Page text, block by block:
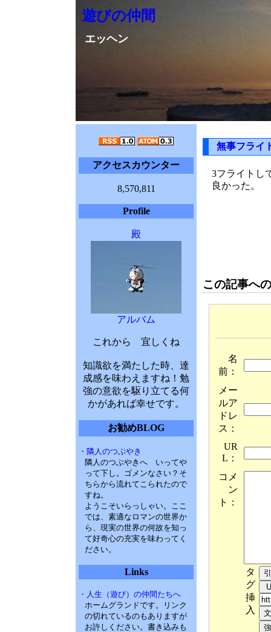
遊びの仲間
エッヘン
アクセスカウンター
8,570,811
Profile
殿
アルバム
これから 宜しくね
知識欲を満たした時、達
成感を味わえますね！勉
強の意欲を駆り立てる何
かがあれば幸せです。
お勧めBLOG
・隣人のつぶやき
隣人のつぶやきへ いってや
って下し。ゴメンなさい？そ
ちらから流れてこられたので
すね。
ようこそいらっしゃい。ここ
では、素適なロマンの世界か
ら、現実の世界の何故を知っ
て好奇心の充実を味わってく
ださい。
Links
・人生（遊び）の仲間たちへ
ホームグランドです。リンク
の切れているのもありますが
お許しください。書き込みも
無事フライ
3フライトし
良かった。
この記事へ
名
前：
メー
ルア
ドレ
ス：
UR
L：
コメ
ン
ト：
タ
グ
挿
入